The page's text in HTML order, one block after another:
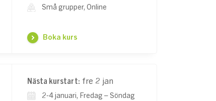
Små grupper, Online
Boka kurs
Nästa kurstart: fre 2 jan
2-4 januari, Fredag – Söndag